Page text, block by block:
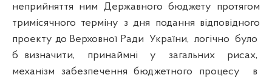
неприйняття ним Державного бюджету протягом
тримісячного терміну з дня подання відповідного
проекту до Верховної Ради України, логічно було
б визначити, принаймні у загальних рисах,
механізм забезпечення бюджетного процесу в